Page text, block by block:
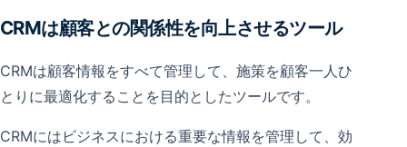
CRMは顧客との関係性を向上させるツール
CRMは顧客情報をすべて管理して、施策を顧客一人ひ
とりに最適化することを目的としたツールです。
CRMにはビジネスにおける重要な情報を管理して、効